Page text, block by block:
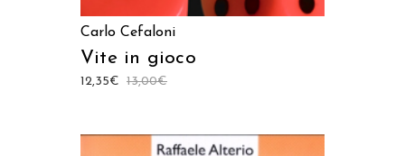
Carlo Cefaloni
Vite in gioco
13,00€
12,35€